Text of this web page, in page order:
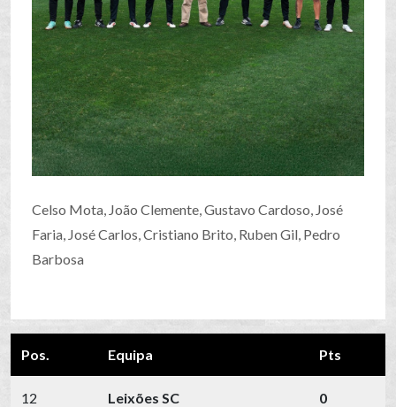
Celso Mota, João Clemente, Gustavo Cardoso, José
Faria, José Carlos, Cristiano Brito, Ruben Gil, Pedro
Barbosa
Pos. Equipa Pts
12 Leixões SC 0